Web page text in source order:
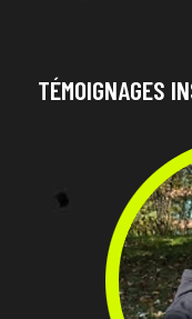
TÉMOIGNAGES